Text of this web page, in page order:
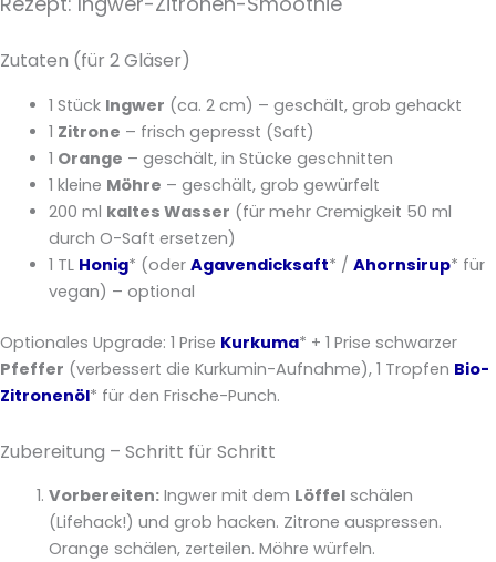
Zutaten (für 2 Gläser)
1 Stück Ingwer (ca. 2 cm) – geschält, grob gehackt
1 Zitrone – frisch gepresst (Saft)
1 Orange – geschält, in Stücke geschnitten
1 kleine Möhre – geschält, grob gewürfelt
200 ml kaltes Wasser (für mehr Cremigkeit 50 ml
durch O-Saft ersetzen)
1 TL Honig* (oder Agavendicksaft* / Ahornsirup* für
vegan) – optional
Optionales Upgrade: 1 Prise Kurkuma* + 1 Prise schwarzer
Pfeffer (verbessert die Kurkumin-Aufnahme), 1 Tropfen Bio-
Zitronenöl* für den Frische-Punch.
Zubereitung – Schritt für Schritt
Vorbereiten:Ingwer mit dem Löffelschälen
(Lifehack!) und grob hacken. Zitrone auspressen.
Orange schälen, zerteilen. Möhre würfeln.